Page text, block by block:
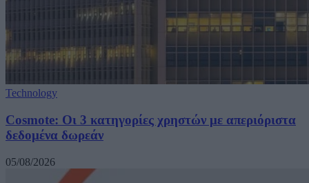
Technology
Cosmote: Οι 3 κατηγορίες χρηστών με απεριόριστα
δεδομένα δωρεάν
05/08/2026